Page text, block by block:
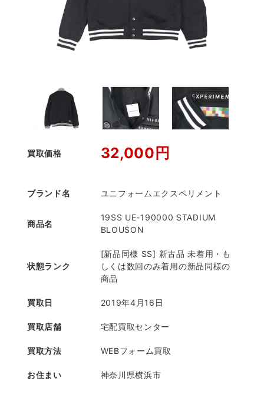
買取価格 32,000円
ブランド名 ユニフォームエクスペリメント
商品名
19SS UE-190000 STADIUM
BLOUSON
状態ランク
[新品同様 SS] 新古品 未着用・も
しくは数回のみ着用の新品同様の
商品
買取日 2019年4月16日
買取店舗 宅配買取センター
買取方法 WEBフォーム買取
お住まい 神奈川県横浜市